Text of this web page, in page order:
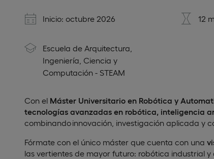
Inicio: octubre 2026 12
Escuela de Arquitectura,
Ingeniería, Ciencia y
Computación - STEAM
Con el Máster Universitario en Robótica y
tecnologías avanzadas en robótica, inteligencia
combinando innovación, investigación aplicada y
Fórmate con el único máster que cuenta con una
las vertientes de mayor futuro: robótica industrial